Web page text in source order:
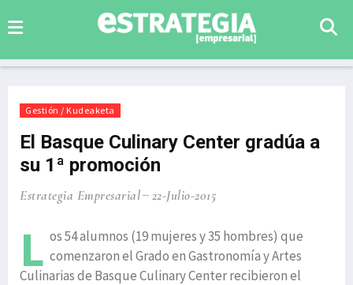
Gestión / Kudeaketa
El Basque Culinary Center gradúa a
su 1ª promoción
Estrategia Empresarial 22-Julio-2015
L os 54 alumnos (19 mujeres y 35 hombres) que
comenzaron el Grado en Gastronomía y Artes
Culinarias de Basque Culinary Center recibieron el